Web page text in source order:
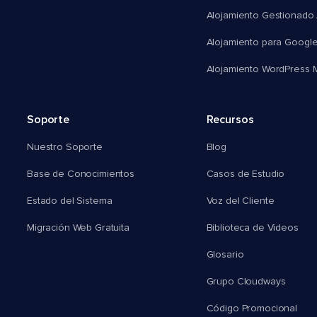
Alojamiento Gestionado
Alojamiento para
Alojamiento WordPress
Soporte
Nuestro Soporte
Base de Conocimientos
Estado del Sistema
Migración Web Gratuita
Recursos
Blog
Casos de Estudio
Voz del Cliente
Biblioteca de Videos
Glosario
Grupo Cloudways
Código Promocional